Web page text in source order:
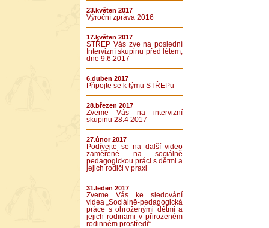
23.květen 2017
Výroční zpráva 2016
17.květen 2017
STŘEP Vás zve na poslední
Intervizní skupinu před létem,
dne 9.6.2017
6.duben 2017
Připojte se k týmu STŘEPu
28.březen 2017
Zveme Vás na intervizní
skupinu 28.4 2017
27.únor 2017
Podívejte se na další video
zaměřené na sociálně
pedagogickou práci s dětmi a
jejich rodiči v praxi
31.leden 2017
Zveme Vás ke sledování
videa „Sociálně-pedagogická
práce s ohroženými dětmi a
jejich rodinami v přirozeném
rodinném prostředí“